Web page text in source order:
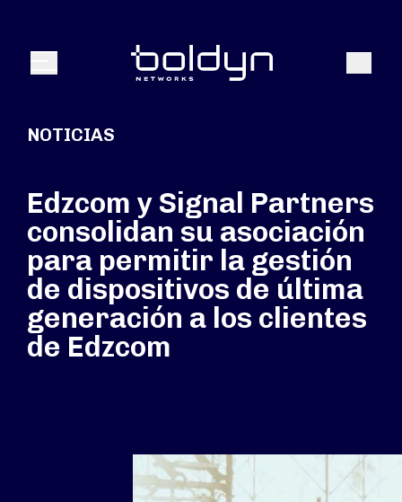
Menú Buscar
NOTICIAS
Edzcom y Signal Partners
consolidan su asociación
para permitir la gestión
de dispositivos de última
generación a los clientes
de Edzcom